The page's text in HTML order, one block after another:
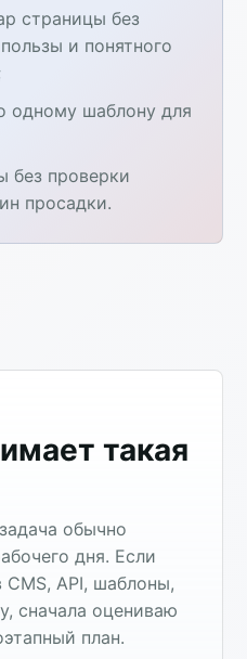
страницы без
и понятного
одному шаблону для
без проверки
просадки.
такая
обычно
дня. Если
API, шаблоны,
сначала оцениваю
план.